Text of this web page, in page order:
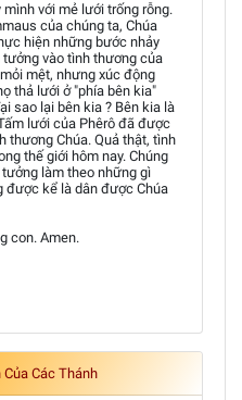
với mẻ lưới trống rỗng.
của chúng ta, Chúa
hiện những bước nhảy
vào tình thương của
mệt, nhưng xúc động
thả lưới ở "phía bên kia"
sao lại bên kia ? Bên kia là
lưới của Phêrô đã được
thương Chúa. Quả thật, tình
thế giới hôm nay. Chúng
làm theo những gì
được kể là dân được Chúa
con. Amen.
Các Thánh